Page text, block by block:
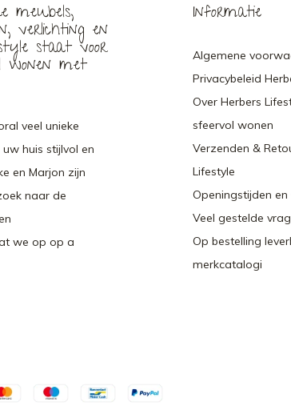
meubels,
verlichting en
staat voor
wonen met
veel unieke
huis stijlvol en
en Marjon zijn
naar de
we op op a
Informatie
Algemene
Privacybeleid
Over Herbers
sfeervol wonen
Verzenden &
Lifestyle
Openingstijden
Veel gestelde
Op bestelling
merkcatalogi